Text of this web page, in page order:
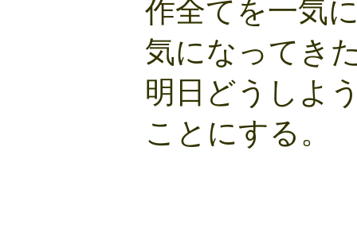
作全てを一気
気になってき
明日どうしよ
ことにする。